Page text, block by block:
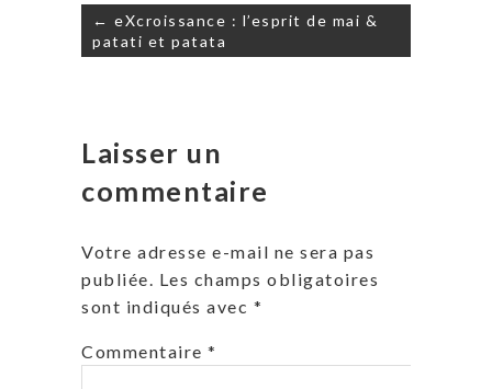
Navigation
de
l’article
← eXcroissance : l’esprit de mai &
patati et patata
Laisser un
commentaire
Votre adresse e-mail ne sera pas
publiée. Les champs obligatoires
sont indiqués avec *
Commentaire *